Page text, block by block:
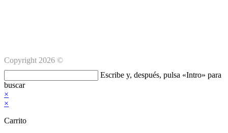
Copyright 2026 ©
en
esta
web
Escribe y, después, pulsa «Intro» para
buscar
×
×
Carrito